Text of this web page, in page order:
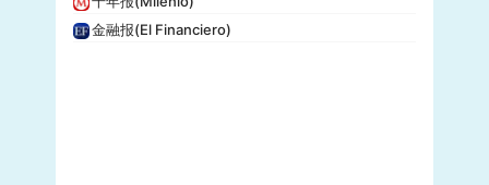
Insider
金融报(El Financiero)